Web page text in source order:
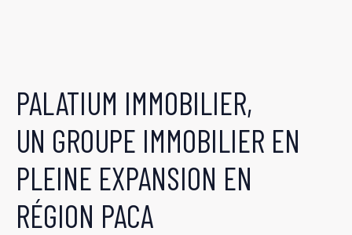
PALATIUM IMMOBILIER,
UN GROUPE IMMOBILIER EN
PLEINE EXPANSION EN
RÉGION PACA